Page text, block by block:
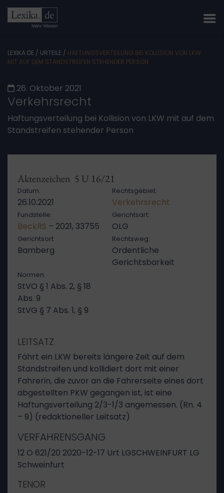
LEXIKA.DE / URTEILE / HAFTUNGSVERTEILUNG BEI KOLLISION VON LKW
MIT AUF DEM STANDSTREIFEN STEHENDER PERSON
26. Oktober 2021
Verkehrsrecht
Haftungsverteilung bei Kollision von LKW mit auf dem
Standstreifen stehender Person
Aktenzeichen 5 U 16/21
Datum:
26.10.2021
Rechtsgebiet:
Verkehrsrecht
Fundstelle:
BeckRS – 2021, 33755
Gerichtsart:
OLG
Gerichtsort:
Bamberg
Rechtsweg:
Ordentliche
Gerichtsbarkeit
Normen:
StVO § 1 Abs. 2, § 18
Abs. 9
StVG § 7 Abs. 1, § 9
LEITSATZ
Fährt ein LKW bereits längere Zeit auf dem
Standstreifen und kollidiert dort mit einer
Fahrerin, die zuvor an die Fahrerseite eines dort
abgestellten PKW gegangen ist, ist eine
Haftungsverteilung 2/3-1/3 angemessen. (Rn. 4
– 9) (redaktioneller Leitsatz)
VERFAHRENSGANG
12 O 621/20 2020-12-17 Urt LGSCHWEINFURT LG
Schweinfurt
TENOR